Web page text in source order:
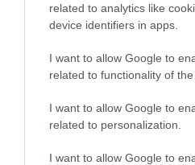
related to analytics like
device identifiers in apps.
I want to allow Google to
related to functionality of
I want to allow Google to
related to personalization.
I want to allow Google to
GYÓGYNÖVÉNYKERTBE ÉS
ILLATMÚZEUMBA